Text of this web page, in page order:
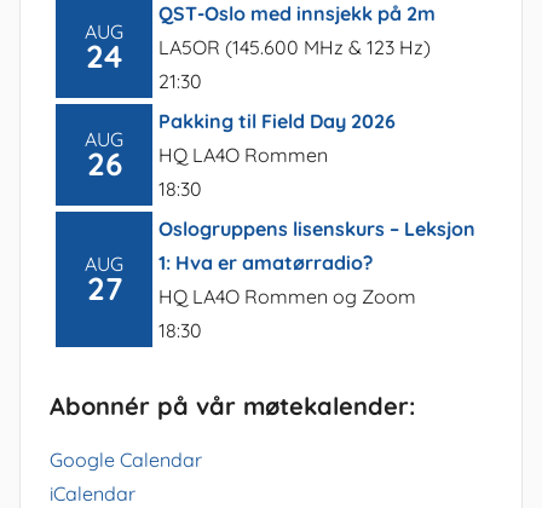
AUG
24
QST-Oslo med innsjekk på 2m
LA5OR (145.600 MHz & 123 Hz)
21:30
AUG
26
Pakking til Field Day 2026
HQ LA4O Rommen
18:30
AUG
27
Oslogruppens lisenskurs – Leksjon
1: Hva er amatørradio?
HQ LA4O Rommen og Zoom
18:30
Abonnér på vår møtekalender:
Google Calendar
iCalendar